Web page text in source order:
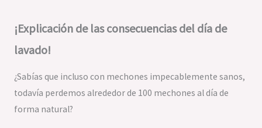
¡Explicación de las consecuencias del día de
lavado!
¿Sabías que incluso con mechones impecablemente sanos,
todavía perdemos alrededor de 100 mechones al día de
forma natural?